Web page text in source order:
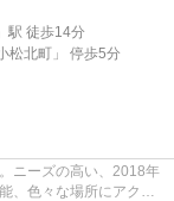
」駅 徒歩14分
松北町」 停歩5分
ニーズの高い、2018年
、色々な場所にアクセ